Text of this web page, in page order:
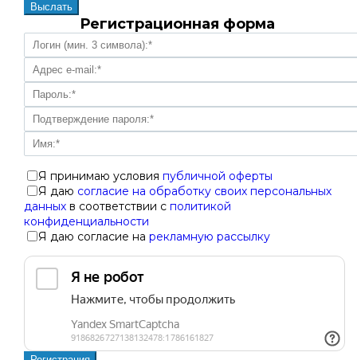
Регистрационная форма
Я принимаю условияпубличной оферты
Я даю согласие на обработку своих персональных
данных в соответствии сполитикой
конфиденциальности
Я даю согласие нарекламную рассылку